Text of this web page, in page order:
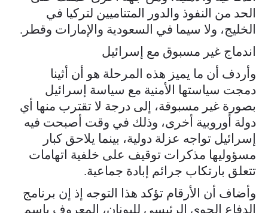
الحد من النفوذ والدور المتناميين لتركيا في
الخليج، ولا سيما في السعودية والإمارات وقطر.
اندماج غير مسبوق مع إسرائيل
وأردف أن ما يميز هذه المرحلة هو أن أثينا
دمجت سياستها الأمنية مع سياسة إسرائيل
بصورة غير مسبوقة، إلى درجة لا تقترب منها أي
دولة أوروبية أخرى، وذلك في وقت أصبحت فيه
إسرائيل تواجه عزلة دولية، بينما يلاحق كبار
مسؤوليها مذكرات توقيف على خلفية اتهامات
تتعلق بارتكاب جرائم إبادة جماعية.
وأضاف أن الأرقام تؤكد هذا التوجه إذ إن برنامج
الدفاع الجوي الرئيسي لليونان، المعروف باسم